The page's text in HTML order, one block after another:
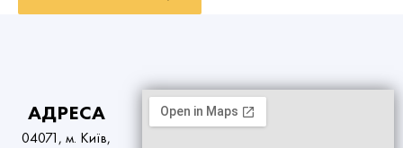
АДРЕСА
04071, м. Київ,